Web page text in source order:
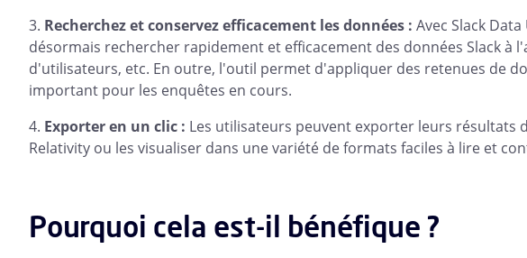
Recherchez et conservez efficacement les données : Avec Slack
désormais rechercher rapidement et efficacement des données Slack à
d'utilisateurs, etc. En outre, l'outil permet d'appliquer des retenues de
important pour les enquêtes en cours.
Exporter en un clic : Les utilisateurs peuvent exporter leurs résultats
Relativity ou les visualiser dans une variété de formats faciles à lire et
Pourquoi cela est-il bénéfique ?